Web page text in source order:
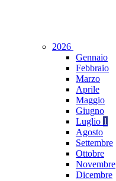
2026
Gennaio
Febbraio
Marzo
Aprile
Maggio
Giugno
Luglio 1
Agosto
Settembre
Ottobre
Novembre
Dicembre